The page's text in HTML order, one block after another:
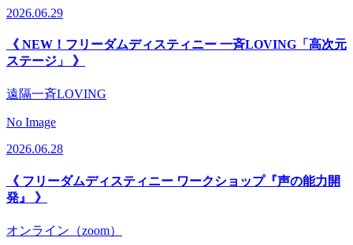
2026.06.29
《 NEW！フリーダムディスティニー 一斉LOVING「高次元
ステージ」 》
遠隔一斉LOVING
No Image
2026.06.28
《 フリーダムディスティニー ワークショップ『声の能力開
発』 》
オンライン（zoom）